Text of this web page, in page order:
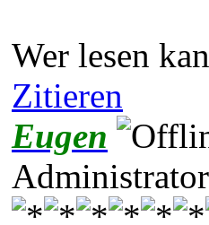
Wer lesen
Zitieren
Eugen
Administrator